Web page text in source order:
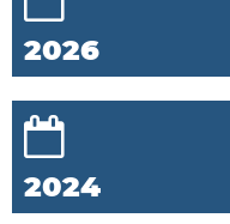
2026
2024